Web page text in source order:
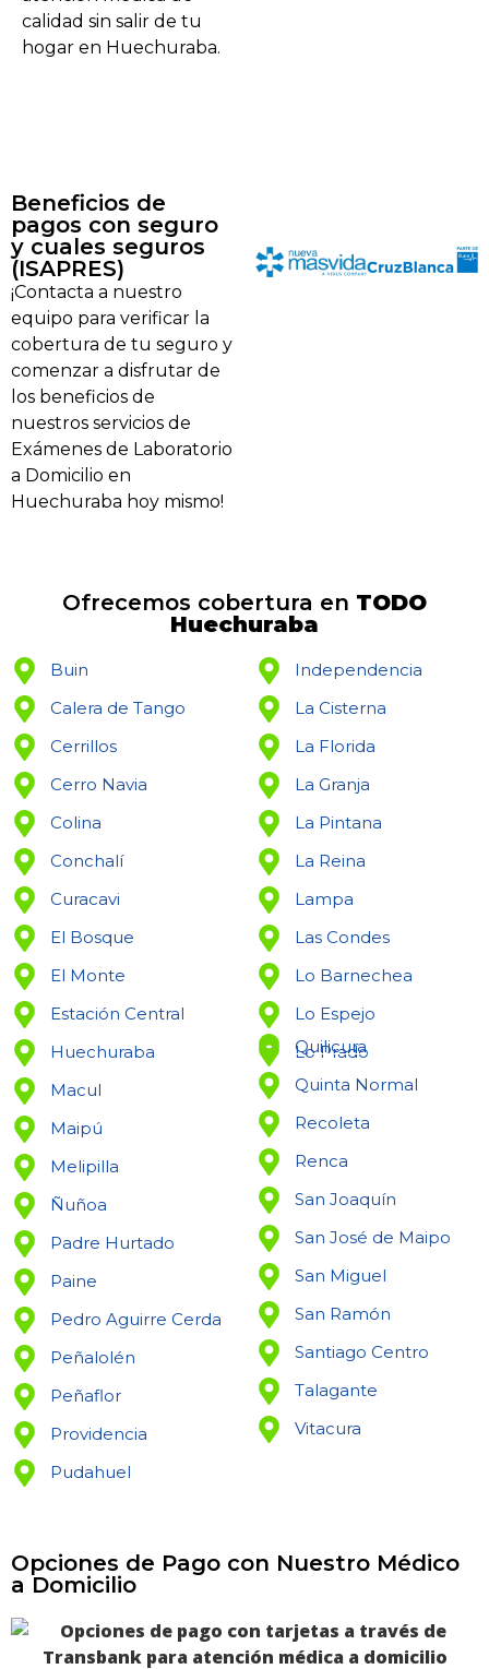
calidad sin salir de tu
hogar en Huechuraba.
Beneficios de
pagos con seguro
y cuales seguros
(ISAPRES)
¡Contacta a nuestro
equipo para verificar la
cobertura de tu seguro y
comenzar a disfrutar de
los beneficios de
nuestros servicios de
Exámenes de Laboratorio
a Domicilio en
Huechuraba hoy mismo!
Ofrecemos cobertura en TODO
Huechuraba
Buin
Calera de Tango
Cerrillos
Cerro Navia
Colina
Conchalí
Curacavi
El Bosque
El Monte
Estación Central
Huechuraba
Independencia
La Cisterna
La Florida
La Granja
La Pintana
La Reina
Lampa
Las Condes
Lo Barnechea
Lo Espejo
Lo Prado
Macul
Maipú
Melipilla
Ñuñoa
Padre Hurtado
Paine
Pedro Aguirre Cerda
Peñalolén
Peñaflor
Providencia
Pudahuel
Quilicura
Quinta Normal
Recoleta
Renca
San Joaquín
San José de Maipo
San Miguel
San Ramón
Santiago Centro
Talagante
Vitacura
Opciones de Pago con Nuestro Médico
a Domicilio